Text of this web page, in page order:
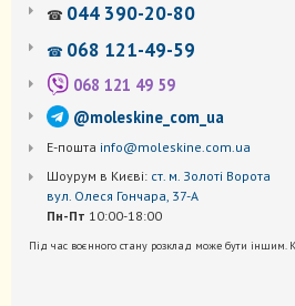
☎ 044 390-20-80
☎ 068 121-49-59
068 121 49 59
@moleskine_com_ua
Е-пошта info@moleskine.com.ua
Шоурум в Києві: ст. м. Золоті Ворота
вул. Олеся Гончара, 37-А
Пн-Пт 10:00-18:00
Під час воєнного стану розклад може бути іншим.